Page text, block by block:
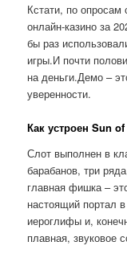
Кстати, по опросам
онлайн-казино за
бы раз
игры.И почти
на деньги.Демо –
уверенности.
Как устроен Sun
Слот выполнен в
барабанов, три
главная фишка –
настоящий портал
иероглифы и,
плавная, звуковое